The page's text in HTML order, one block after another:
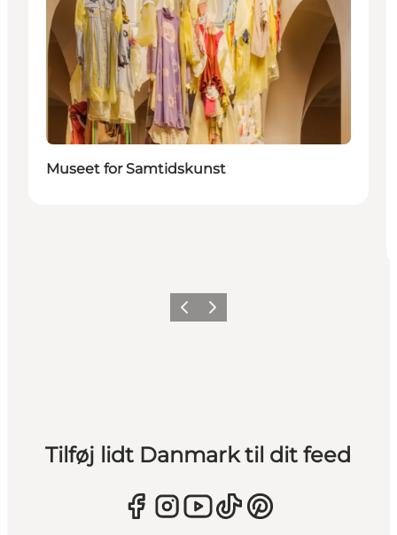
Museet for Samtidskunst
ForrigeNæste
Tilføj lidt Danmark til dit feed